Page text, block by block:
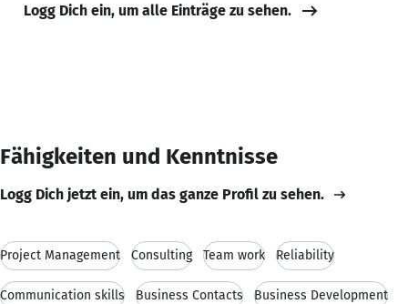
Logg Dich ein, um alle Einträge zu sehen.
Fähigkeiten und Kenntnisse
Logg Dich jetzt ein, um das ganze Profil zu sehen.
Project Management Consulting Team work Reliability
Communication skills Business Contacts Business Development